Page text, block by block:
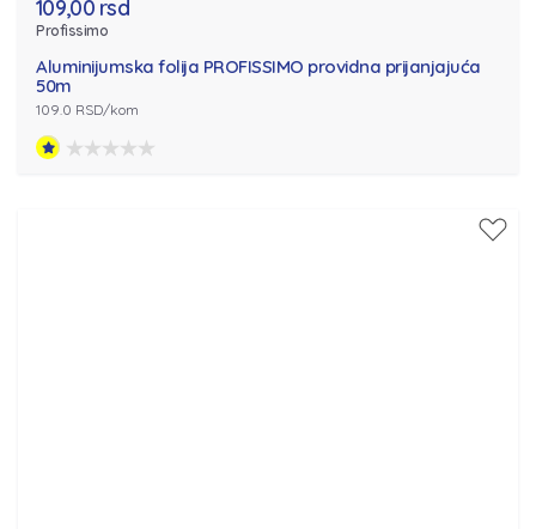
109,00 rsd
Profissimo
Aluminijumska folija PROFISSIMO providna prijanjajuća
50m
109.0 RSD/kom